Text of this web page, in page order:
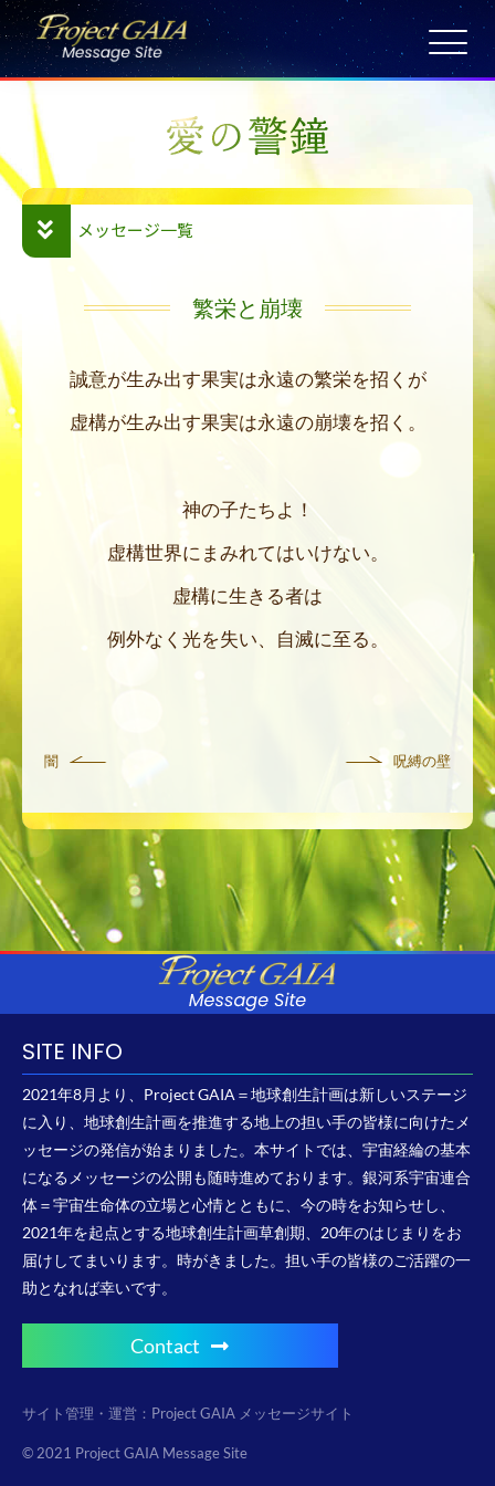
Skip
to
content
HOME
日々の祈り
宇宙サテライト 6/1
メッセージ一覧
繁栄と崩壊
誠意が生み出す果実は永遠の繁栄を招くが
虚構が生み出す果実は永遠の崩壊を招く。
神の子たちよ！
虚構世界にまみれてはいけない。
虚構に生きる者は
例外なく光を失い、自滅に至る。
闇 呪縛の壁
SITE INFO
2021年8月より、Project GAIA＝地球創生計画は新しいステージ
に入り、地球創生計画を推進する地上の担い手の皆様に向けたメ
ッセージの発信が始まりました。本サイトでは、宇宙経綸の基本
になるメッセージの公開も随時進めております。銀河系宇宙連合
体＝宇宙生命体の立場と心情とともに、今の時をお知らせし、
2021年を起点とする地球創生計画草創期、20年のはじまりをお
届けしてまいります。時がきました。担い手の皆様のご活躍の一
助となれば幸いです。
Contact
サイト管理・運営：Project GAIA メッセージサイト
© 2021 Project GAIA Message Site